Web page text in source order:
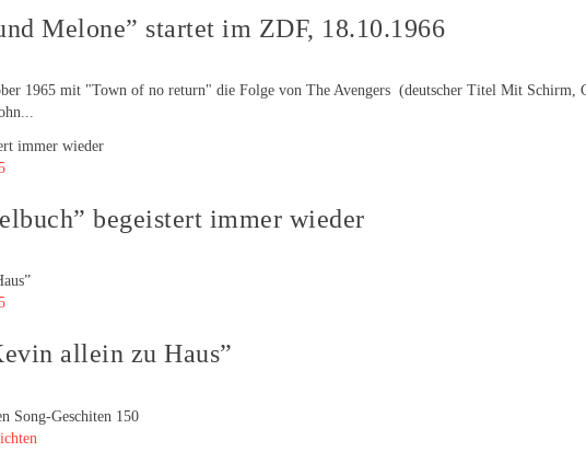
Melone” startet im ZDF, 18.10.1966
1965 mit "Town of no return" die Folge von The Avengers (deutscher Titel Mit Schirm,
begeistert immer wieder
allein zu Haus”